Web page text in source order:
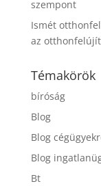
szempont
Ismét
az
Témakörök
bíróság
Blog
Blog
Blog
Bt